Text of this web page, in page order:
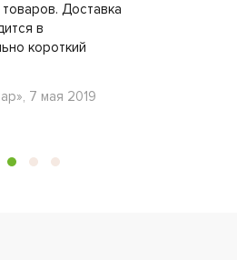
товаров. Доставка
в
короткий
7 мая 2019